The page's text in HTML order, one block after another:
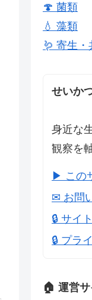
🍄 菌類
💧 藻類
🪱 寄生・
せいか
身近な
観察を
▶ この
✉ お問
🔒 サイ
🔒 プラ
🏠 運営サ